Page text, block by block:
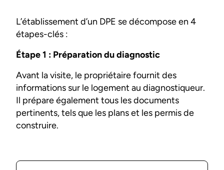
L’établissement d’un DPE se décompose en 4
étapes-clés :
Étape 1 : Préparation du diagnostic
Avant la visite, le propriétaire fournit des
informations sur le logement au diagnostiqueur.
Il prépare également tous les documents
pertinents, tels que les plans et les permis de
construire.